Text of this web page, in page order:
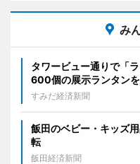
み
タワービュー通りで「
600個の展示ランタン
すみだ経済新聞
飯田のベビー・キッズ
転
飯田経済新聞